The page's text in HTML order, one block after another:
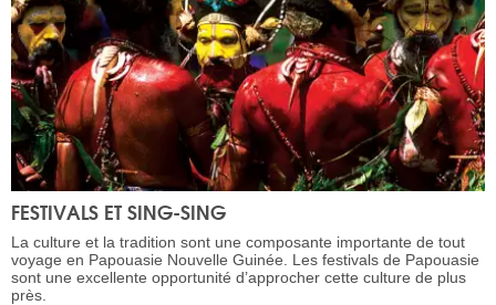
FESTIVALS ET SING-SING
La culture et la tradition sont une composante importante de tout
voyage en Papouasie Nouvelle Guinée. Les festivals de Papouasie
sont une excellente opportunité d’approcher cette culture de plus
près.